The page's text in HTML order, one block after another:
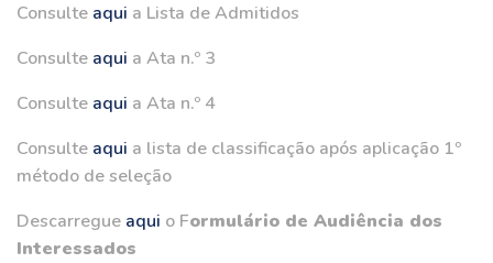
Consulte aqui a Lista de Admitidos
Consulte aqui a Ata n.º 3
Consulte aqui a Ata n.º 4
Consulte aqui a lista de classificação após aplicação 1º
método de seleção
Descarregue aqui o Formulário de Audiência dos
Interessados